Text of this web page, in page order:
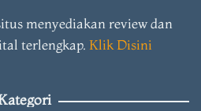
menyediakan review dan
terlengkap. Klik Disini